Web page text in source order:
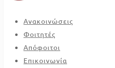
Ανακοινώσεις
Φοιτητές
Απόφοιτοι
Επικοινωνία